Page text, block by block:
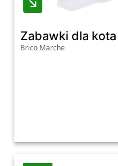
Zabawki dla kota
Brico Marche